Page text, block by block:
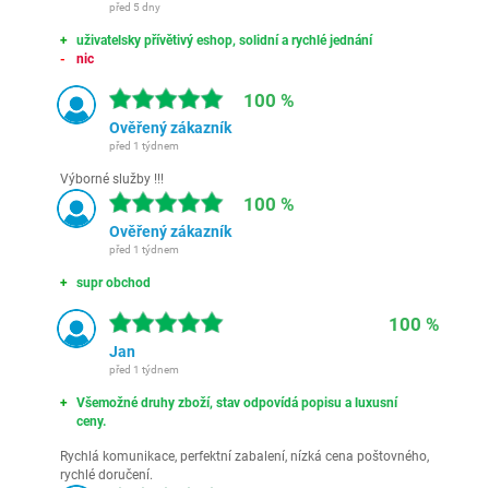
před 5 dny
uživatelsky přívětivý eshop, solidní a rychlé jednání
nic
100 %
Ověřený zákazník
před 1 týdnem
Výborné služby !!!
100 %
Ověřený zákazník
před 1 týdnem
supr obchod
100 %
Jan
před 1 týdnem
Všemožné druhy zboží, stav odpovídá popisu a luxusní
ceny.
Rychlá komunikace, perfektní zabalení, nízká cena poštovného,
rychlé doručení.